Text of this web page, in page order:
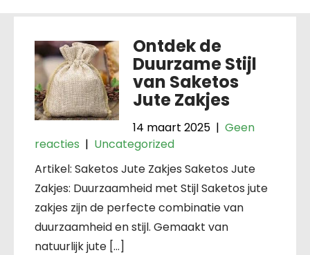
Ontdek de
Duurzame Stijl
van Saketos
Jute Zakjes
14 maart 2025 | Geen
reacties | Uncategorized
Artikel: Saketos Jute Zakjes Saketos Jute
Zakjes: Duurzaamheid met Stijl Saketos jute
zakjes zijn de perfecte combinatie van
duurzaamheid en stijl. Gemaakt van
natuurlijk jute […]